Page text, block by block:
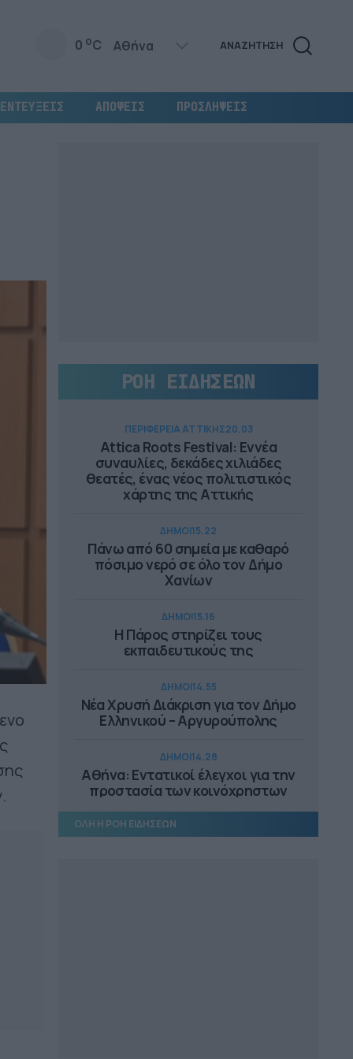
0 oC ΑΝΑΖΗΤΗΣΗ
ΑΠΟΨΕΙΣ ΠΡΟΣΛΗΨΕΙΣ
ΡΟΗ ΕΙΔΗΣΕΩΝ
ΠΕΡΙΦΕΡΕΙΑ ΑΤΤΙΚΗΣ20.03
Attica Roots Festival: Εννέα
συναυλίες, δεκάδες χιλιάδες
θεατές, ένας νέος πολιτιστικός
χάρτης της Αττικής
ΔΗΜΟΙ15.22
Πάνω από 60 σημεία με καθαρό
πόσιμο νερό σε όλο τον Δήμο
Χανίων
ΔΗΜΟΙ15.16
Η Πάρος στηρίζει τους
εκπαιδευτικούς της
ΔΗΜΟΙ14.55
Νέα Χρυσή Διάκριση για τον Δήμο
Ελληνικού – Αργυρούπολης
ΔΗΜΟΙ14.28
Αθήνα: Εντατικοί έλεγχοι για την
προστασία των κοινόχρηστων
ΟΛΗ Η ΡΟΗ ΕΙΔΗΣΕΩΝ